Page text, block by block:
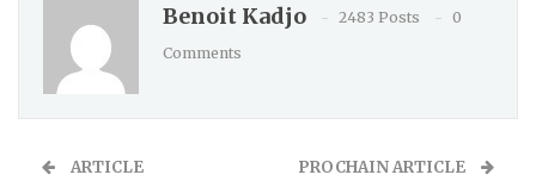
Benoit Kadjo 2483 Posts
0
Comments
ARTICLE
PROCHAIN ARTICLE